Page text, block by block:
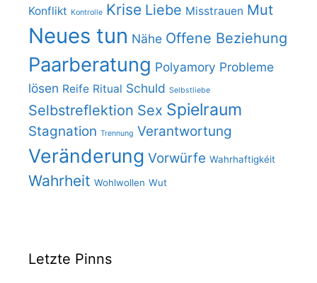
Konflikt Kontrolle Krise Liebe Misstrauen Mut
Neues tun Nähe Offene Beziehung
Paarberatung Polyamory Probleme
lösen Reife Ritual Schuld Selbstliebe
Selbstreflektion Sex Spielraum
Stagnation Trennung Verantwortung
Veränderung Vorwürfe Wahrhaftigkéit
Wahrheit Wohlwollen Wut
Letzte Pinns